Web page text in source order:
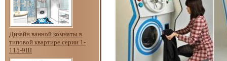
Дизайн ванной комнаты в
типовой квартире серии 1-
115-9Ш